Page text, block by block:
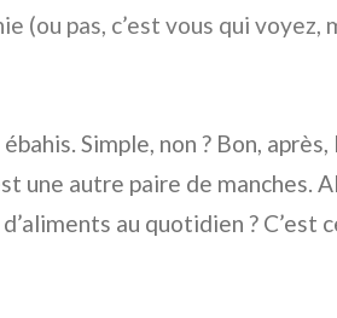
(ou pas, c’est vous qui voyez,
Simple, non ? Bon,
une autre paire de manches.
au quotidien ? C’est